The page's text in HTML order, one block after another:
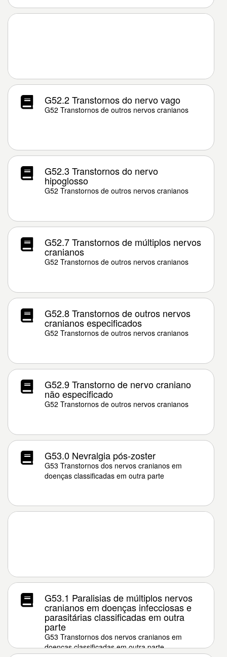
G52.2 Transtornos do nervo vago
G52 Transtornos de outros nervos cranianos
G52.3 Transtornos do nervo
hipoglosso
G52 Transtornos de outros nervos cranianos
G52.7 Transtornos de múltiplos nervos
cranianos
G52 Transtornos de outros nervos cranianos
G52.8 Transtornos de outros nervos
cranianos especificados
G52 Transtornos de outros nervos cranianos
G52.9 Transtorno de nervo craniano
não especificado
G52 Transtornos de outros nervos cranianos
G53.0 Nevralgia pós-zoster
G53 Transtornos dos nervos cranianos em
doenças classificadas em outra parte
G53.1 Paralisias de múltiplos nervos
cranianos em doenças infecciosas e
parasitárias classificadas em outra
parte
G53 Transtornos dos nervos cranianos em
doenças classificadas em outra parte